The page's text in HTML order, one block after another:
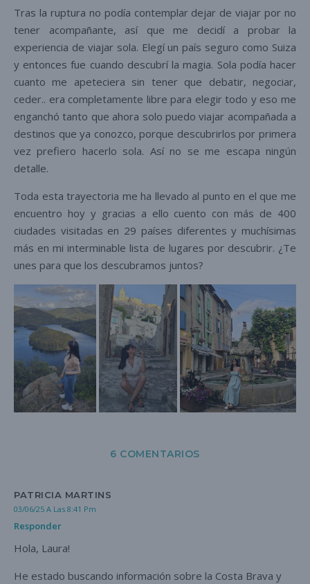
Tras la ruptura no podía contemplar dejar de viajar por no
tener acompañante, así que me decidí a probar la
experiencia de viajar sola. Elegí un país seguro como Suiza
y entonces fue cuando descubrí la magia. Sola podía hacer
cuanto me apeteciera sin tener que debatir, negociar,
ceder.. era completamente libre para elegir todo y eso me
enganchó tanto que ahora solo puedo viajar acompañada a
destinos que ya conozco, porque descubrirlos por primera
vez prefiero hacerlo sola. Así no se me escapa ningún
detalle.
Toda esta trayectoria me ha llevado al punto en el que me
encuentro hoy y gracias a ello cuento con más de 400
ciudades visitadas en 29 países diferentes y muchísimas
más en mi interminable lista de lugares por descubrir. ¿Te
unes para que los descubramos juntos?
6 COMENTARIOS
PATRICIA MARTINS
03/06/25 A Las 8:41 Pm
Responder
Hola, Laura!
He estado buscando información sobre la Costa Brava y